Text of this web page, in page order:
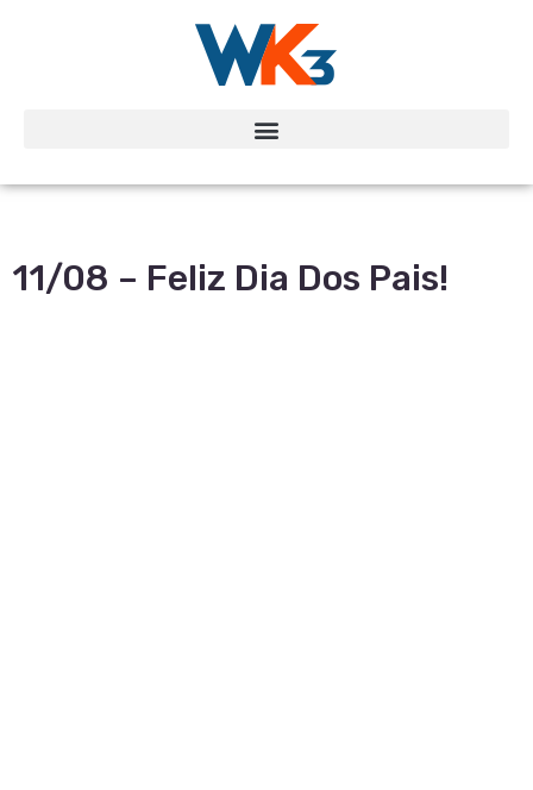
11/08 – Feliz Dia Dos Pais!